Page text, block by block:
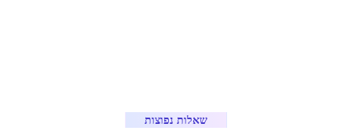
שאלות נפוצות